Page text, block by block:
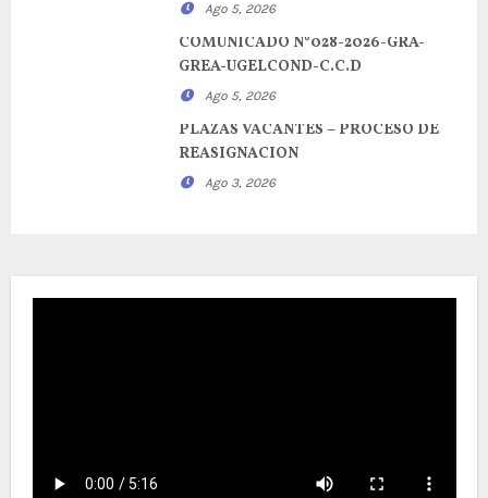
Ago 5, 2026
COMUNICADO N°028-2026-GRA-
GREA-UGELCOND-C.C.D
Ago 5, 2026
PLAZAS VACANTES – PROCESO DE
REASIGNACION
Ago 3, 2026